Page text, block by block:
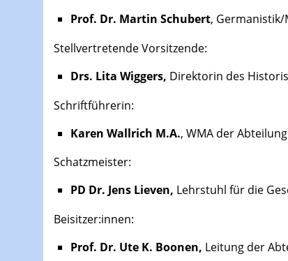
Prof. Dr. Martin Schubert, Germanistik/
Stellvertretende Vorsitzende:
Drs. Lita Wiggers, Direktorin des
Schriftführerin:
Karen Wallrich M.A., WMA der
Schatzmeister:
PD Dr. Jens Lieven, Lehrstuhl für die
Beisitzer:innen:
Prof. Dr. Ute K. Boonen, Leitung der